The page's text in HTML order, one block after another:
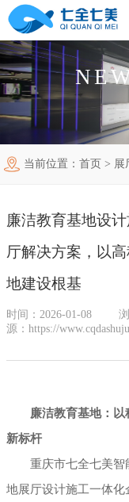
首页
工程案例
法制教育基地
禁毒教育基地
党性教育基地
其他主题展厅
产品中心
廉政馆电子设备
禁毒教育基地设备
智慧党建中心多媒
新闻中心
关于我们
企业简介
联系我们
当前位置： 首页 > 展
文化阵地建设根基
廉洁教育基地设
厅解决方案，以
地建设根基
时间：2026-01-08
源：https://
廉洁教育基地：
新标杆
重庆市七全七美智
地展厅设计施工一体